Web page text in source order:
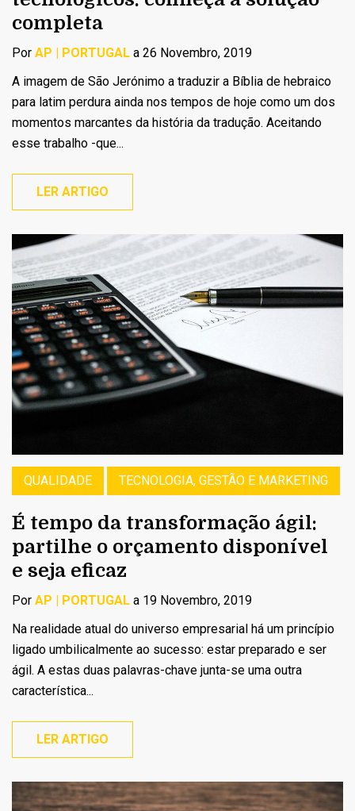
completa
Por AP | PORTUGAL a 26 Novembro, 2019
A imagem de São Jerónimo a traduzir a Bíblia de hebraico
para latim perdura ainda nos tempos de hoje como um dos
momentos marcantes da história da tradução. Aceitando
esse trabalho -que...
LER ARTIGO
QUALIDADE TECNOLOGIA, GESTÃO E MARKETING
É tempo da transformação ágil:
partilhe o orçamento disponível
e seja eficaz
Por AP | PORTUGAL a 19 Novembro, 2019
Na realidade atual do universo empresarial há um princípio
ligado umbilicalmente ao sucesso: estar preparado e ser
ágil. A estas duas palavras-chave junta-se uma outra
característica...
LER ARTIGO